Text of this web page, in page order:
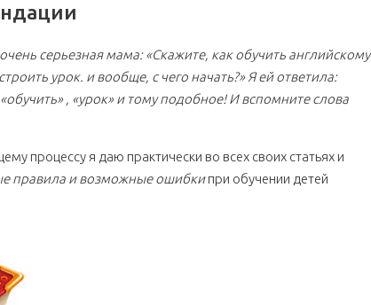
серьезная мама: «Скажите, как обучить английскому
урок. и вообще, с чего начать?» Я ей ответила:
, «урок» и тому подобное! И вспомните слова
процессу я даю практически во всех своих статьях и
правила и возможные ошибкипри обучении детей